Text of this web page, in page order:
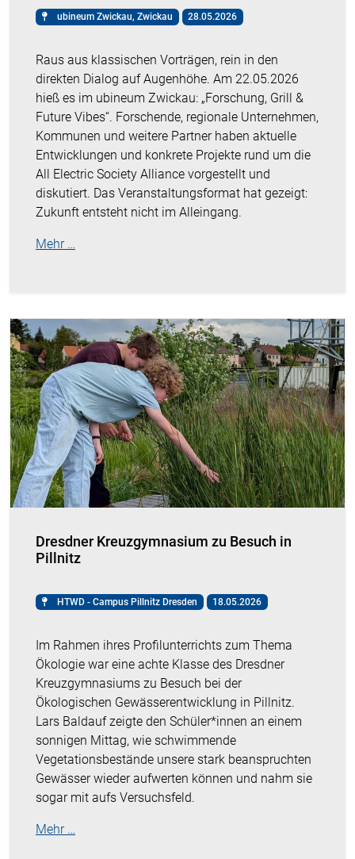
ubineum Zwickau, Zwickau 28.05.2026
Raus aus klassischen Vorträgen, rein in den
direkten Dialog auf Augenhöhe. Am 22.05.2026
hieß es im ubineum Zwickau: „Forschung, Grill &
Future Vibes“. Forschende, regionale Unternehmen,
Kommunen und weitere Partner haben aktuelle
Entwicklungen und konkrete Projekte rund um die
All Electric Society Alliance vorgestellt und
diskutiert. Das Veranstaltungsformat hat gezeigt:
Zukunft entsteht nicht im Alleingang.
Mehr …
Dresdner Kreuzgymnasium zu Besuch in
Pillnitz
HTWD - Campus Pillnitz Dresden 18.05.2026
Im Rahmen ihres Profilunterrichts zum Thema
Ökologie war eine achte Klasse des Dresdner
Kreuzgymnasiums zu Besuch bei der
Ökologischen Gewässerentwicklung in Pillnitz.
Lars Baldauf zeigte den Schüler*innen an einem
sonnigen Mittag, wie schwimmende
Vegetationsbestände unsere stark beanspruchten
Gewässer wieder aufwerten können und nahm sie
sogar mit aufs Versuchsfeld.
Mehr …